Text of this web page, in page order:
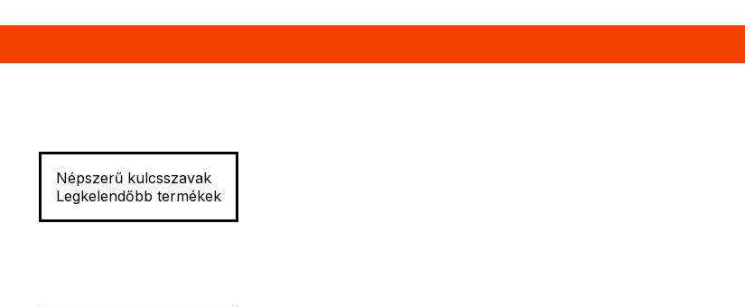
Népszerű kulcsszavak
Legkelendőbb termékek